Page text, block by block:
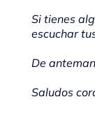
Si tienes
escuchar
De
Saludos